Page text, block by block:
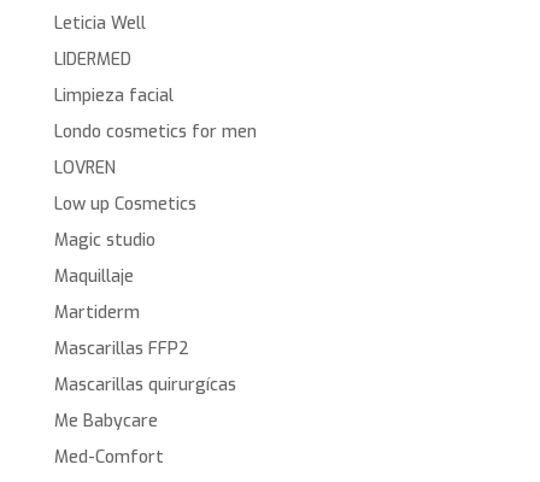
Leticia Well
LIDERMED
Limpieza facial
Londo cosmetics for men
LOVREN
Low up Cosmetics
Magic studio
Maquillaje
Martiderm
Mascarillas FFP2
Mascarillas quirurgícas
Me Babycare
Med-Comfort